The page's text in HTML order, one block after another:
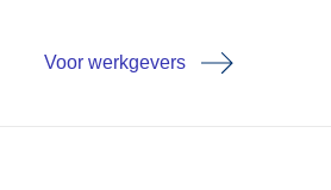
Voor werkgevers